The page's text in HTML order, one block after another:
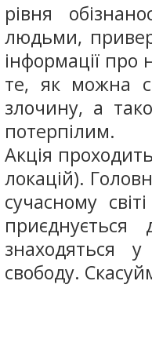
рівня
людьми,
інформації про
те, як можна
злочину, а
потерпілим.
Акція
локацій).
сучасному
знаходяться
свободу.